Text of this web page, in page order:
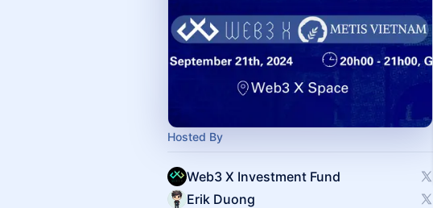
Hosted By
Web3 X Investment Fund
Erik Duong